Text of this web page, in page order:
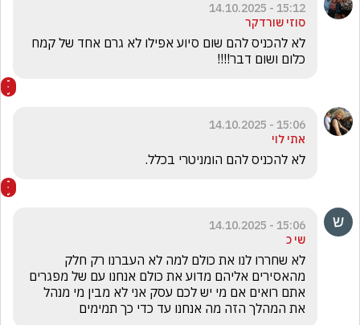
15:12 - 14.10.2025
סוזי שורדקר
כלום ושום דבר!!!!
15:06 - 14.10.2025
אתי לוי
לא להכניס להם הומניטרי בכלל.
15:06 - 14.10.2025
שי כ
את המהלך הזה מה אנחנו עד כדי כך תמימים